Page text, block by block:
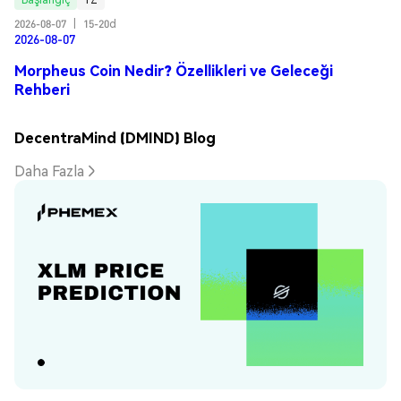
2026-08-07
15-20d
2026-08-07
Morpheus Coin Nedir? Özellikleri ve Geleceği
Rehberi
DecentraMind (DMIND) Blog
Daha Fazla